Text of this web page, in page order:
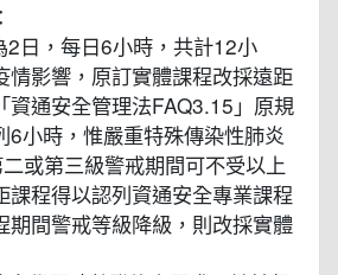
2日，每日6小時，共計12小
情影響，原訂實體課程改採遠距
資通安全管理法FAQ3.15」原規
6小時，惟嚴重特殊傳染性肺炎
或第三級警戒期間可不受以上
課程得以認列資通安全專業課程
期間警戒等級降級，則改採實體